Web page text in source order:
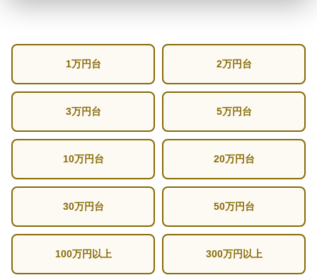
1万円台 2万円台
3万円台 5万円台
10万円台 20万円台
30万円台 50万円台
100万円以上 300万円以上